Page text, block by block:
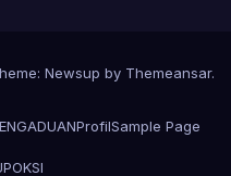
Newsup by Themeansar.
ProfilSample Page